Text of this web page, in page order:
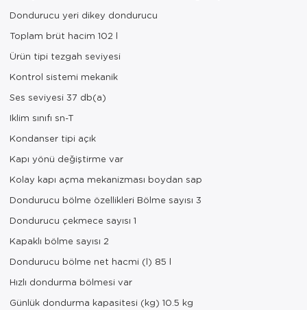
Dondurucu yeri dikey dondurucu
Toplam brüt hacim 102 l
Ürün tipi tezgah seviyesi
Kontrol sistemi mekanik
Ses seviyesi 37 db(a)
Iklim sınıfı sn-T
Kondanser tipi açık
Kapı yönü değiştirme var
Kolay kapı açma mekanizması boydan sap
Dondurucu bölme özellikleri Bölme sayısı 3
Dondurucu çekmece sayısı 1
Kapaklı bölme sayısı 2
Dondurucu bölme net hacmi (l) 85 l
Hızlı dondurma bölmesi var
Günlük dondurma kapasitesi (kg) 10.5 kg